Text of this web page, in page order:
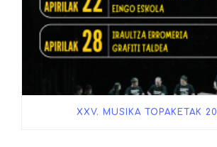
XXV. MUSIKA TOPAKETAK